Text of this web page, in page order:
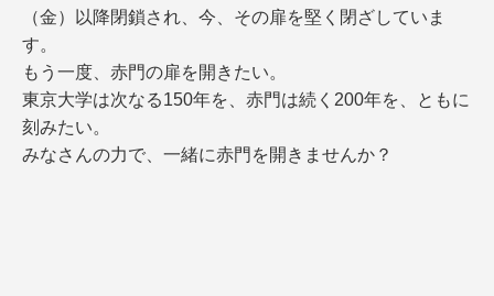
（金）以降閉鎖され、今、その扉を堅く閉ざしていま
す。
もう一度、赤門の扉を開きたい。
東京大学は次なる150年を、赤門は続く200年を、ともに
刻みたい。
みなさんの力で、一緒に赤門を開きませんか？